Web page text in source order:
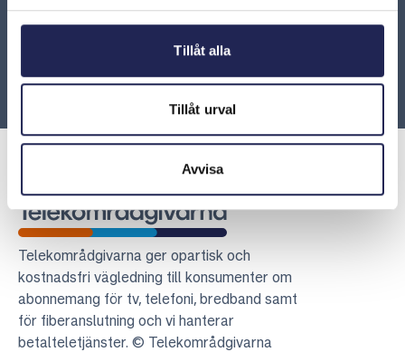
Tillåt alla
Tillåt urval
Avvisa
ARN 2016-01153 - Fakturaavgift kan tas ut även vid
Telekområdgivarna
Telekområdgivarna ger opartisk och
kostnadsfri vägledning till konsumenter om
abonnemang för tv, telefoni, bredband samt
för fiberanslutning och vi hanterar
betalteletjänster. © Telekområdgivarna